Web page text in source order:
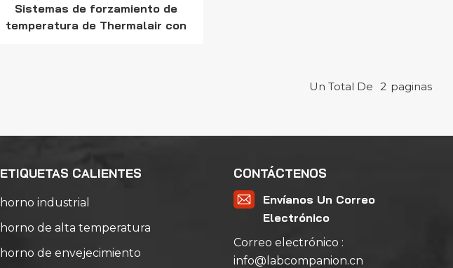
Sistemas de forzamiento de
temperatura de Thermalair con
Un Total De 2 Paginas
ETIQUETAS CALIENTES
horno industrial
horno de alta temperatura
horno de envejecimiento
CONTÁCTENOS
Envíanos Un Correo
Electrónico
Correo electrónico :
info@labcompanion.cn